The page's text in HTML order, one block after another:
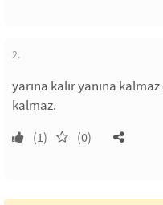
2.
yarına kalır yanına
kalmaz.
(1) (0)